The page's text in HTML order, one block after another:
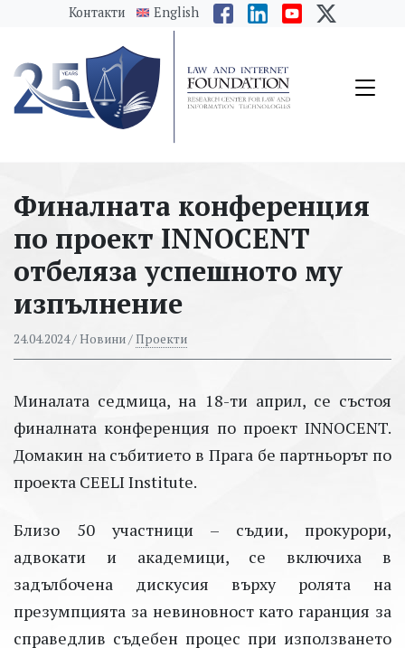
messages.Skip to main content
Контакти English
Финалната конференция
по проект INNOCENT
отбеляза успешното му
изпълнение
24.04.2024/ Новини /Проекти
Миналата седмица, на 18-ти април, се състоя
финалната конференция по проект INNOCENT.
Домакин на събитието в Прага бе партньорът по
проекта CEELI Institute.
Близо 50 участници – съдии, прокурори,
адвокати и академици, се включиха в
задълбочена дискусия върху ролята на
презумпцията за невиновност като гаранция за
справедлив съдебен процес при използването